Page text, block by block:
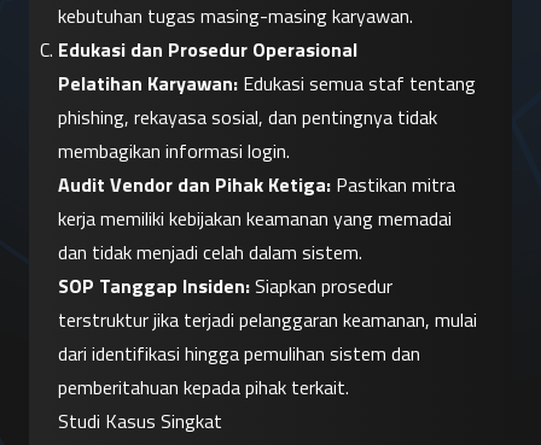
kebutuhan tugas masing-masing karyawan.
Edukasi dan Prosedur Operasional
Pelatihan Karyawan: Edukasi semua staf tentang
phishing, rekayasa sosial, dan pentingnya tidak
membagikan informasi login.
Audit Vendor dan Pihak Ketiga: Pastikan mitra
kerja memiliki kebijakan keamanan yang memadai
dan tidak menjadi celah dalam sistem.
SOP Tanggap Insiden: Siapkan prosedur
terstruktur jika terjadi pelanggaran keamanan, mulai
dari identifikasi hingga pemulihan sistem dan
pemberitahuan kepada pihak terkait.
Studi Kasus Singkat